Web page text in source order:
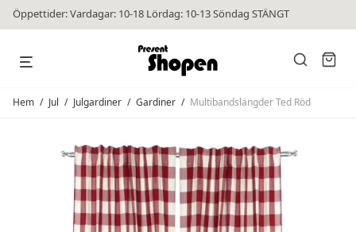
Öppettider: Vardagar: 10-18 Lördag: 10-13 Söndag STÄNGT
Hem / Jul / Julgardiner / Gardiner / Multibandslängder Ted Röd